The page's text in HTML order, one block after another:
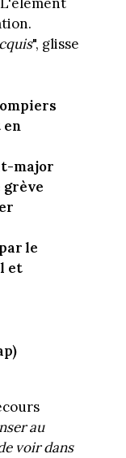
L'élément
", glisse
en
major
grève
le
et
au
voir dans